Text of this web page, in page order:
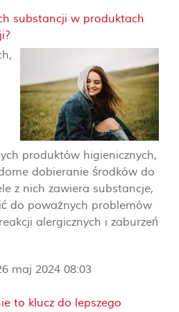
substancji w produktach
produktów higienicznych,
dobieranie środków do
z nich zawiera substancje,
do poważnych problemów
alergicznych i zaburzeń
maj 2024 08:03
to klucz do lepszego